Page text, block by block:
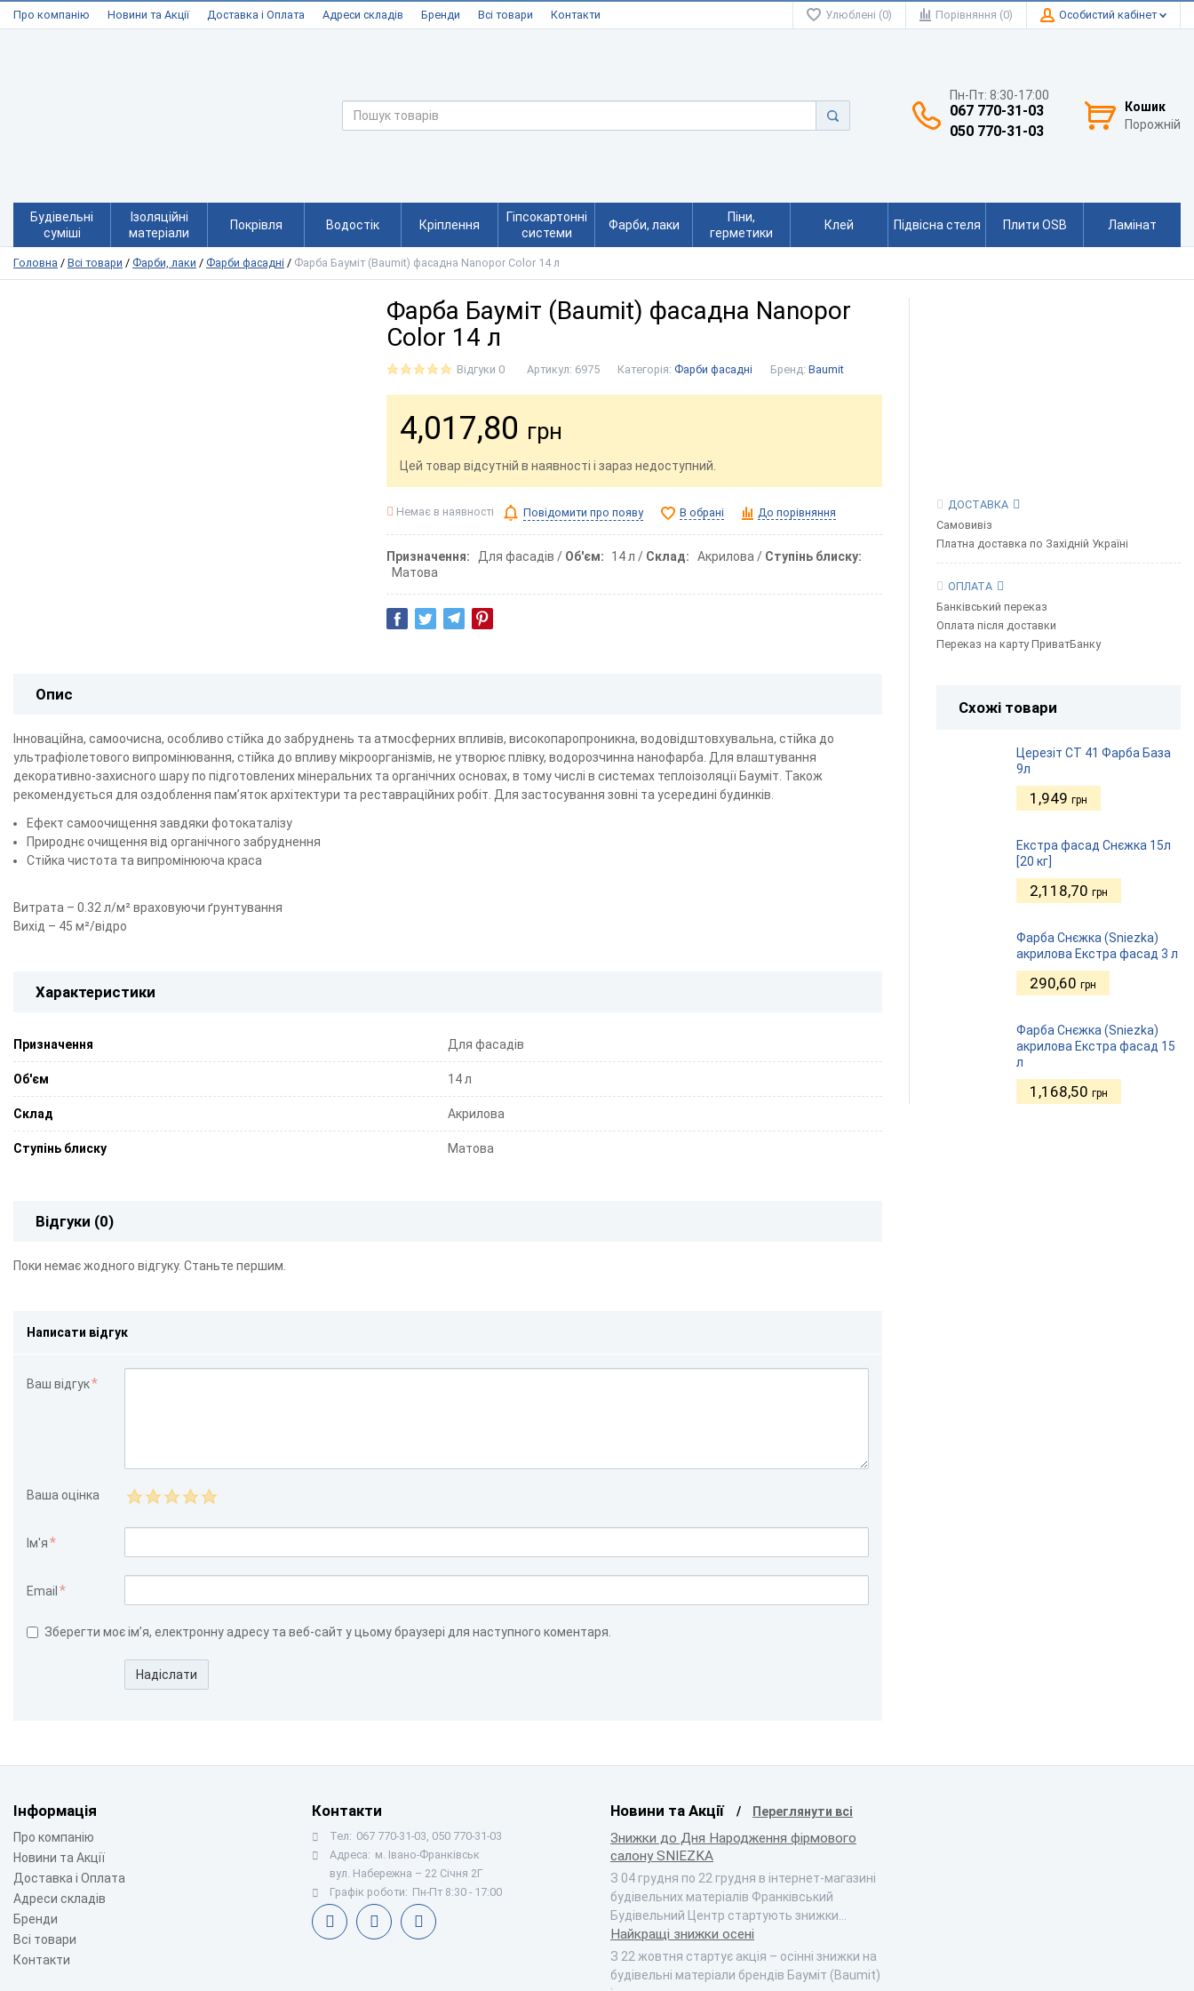
Про компанію Новини та Акції Доставка і Оплата Адреси складів Бренди Всі товари Контакти Улюблені (0) Порівняння (0) Особистий кабінет
Пн-Пт: 8:30-17:00
067 770-31-03
050 770-31-03
Кошик
Порожній
Будівельні
суміші
Ізоляційні
матеріали
Покрівля Водостік Кріплення
Гіпсокартонні
системи
Фарби, лаки
Піни,
герметики
Клей Підвісна стеля Плити OSB Ламінат
Головна / Всі товари / Фарби, лаки / Фарби фасадні / Фарба Бауміт (Baumit) фасадна Nanopor Color 14 л
Фарба Бауміт (Baumit) фасадна Nanopor
Color 14 л
Відгуки 0 Артикул: 6975 Категорія: Фарби фасадні Бренд: Baumit
4,017,80 грн
Цей товар відсутній в наявності і зараз недоступний.
Немає в наявності Повідомити про появу В обрані До порівняння
Призначення Для фасадів Об'єм 14 л Склад Акрилова
Ступінь блиску
Матова
Опис
Інноваційна, самоочисна, особливо стійка до забруднень та атмосферних впливів, високопаропроникна, водовідштовхувальна, стійка до
ультрафіолетового випромінювання, стійка до впливу мікроорганізмів, не утворює плівку, водорозчинна нанофарба. Для влаштування
декоративно-захисного шару по підготовлених мінеральних та органічних основах, в тому числі в системах теплоізоляції Бауміт. Також
рекомендується для оздоблення пам’яток архітектури та реставраційних робіт. Для застосування зовні та усередині будинків.
Ефект самоочищення завдяки фотокаталізу
Природнє очищення від органічного забруднення
Стійка чистота та випромінююча краса
Витрата – 0.32 л/м² враховуючи ґрунтування
Вихід – 45 м²/відро
Характеристики
Призначення Для фасадів
Об'єм 14 л
Склад Акрилова
Ступінь блиску Матова
Відгуки (0)
Поки немає жодного відгуку. Станьте першим.
Написати відгук
Ваш відгук
Ваша оцінка
Ім'я
Email
Зберегти моє ім’я, електронну адресу та веб-сайт у цьому браузері для наступного коментаря.
Надіслати
ДОСТАВКА
Самовивіз
Платна доставка по Західній Україні
ОПЛАТА
Банківський переказ
Оплата після доставки
Переказ на карту ПриватБанку
Схожі товари
Церезіт СТ 41 Фарба База
9л
1,949 грн
Екстра фасад Снєжка 15л
[20 кг]
2,118,70 грн
Фарба Снєжка (Sniezka)
акрилова Екстра фасад 3 л
290,60 грн
Фарба Снєжка (Sniezka)
акрилова Екстра фасад 15
л
1,168,50 грн
Інформація
Про компанію
Новини та Акції
Доставка і Оплата
Адреси складів
Бренди
Всі товари
Контакти
Контакти
Тел: 067 770-31-03, 050 770-31-03
Адреса: м. Івано-Франківськ
вул. Набережна – 22 Січня 2Г
Графік роботи: Пн-Пт 8:30 - 17:00
Новини та Акції Переглянути всі
Знижки до Дня Народження фірмового
салону SNIEZKA
З 04 грудня по 22 грудня в інтернет-магазині
будівельних матеріалів Франківський
Будівельний Центр стартують знижки…
Найкращі знижки осені
З 22 жовтня стартує акція – осінні знижки на
будівельні матеріали брендів Бауміт (Baumit)